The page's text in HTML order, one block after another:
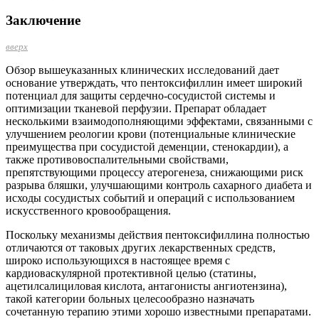
Заключение
вверх
Обзор вышеуказанных клинических исследований дает
основание утверждать, что пентоксифиллин имеет широкий
потенциал для защиты сердечно-сосудистой системы и
оптимизации тканевой перфузии. Препарат обладает
несколькими взаимодополняющими эффектами, связанными с
улучшением реологии крови (потенциальные клинические
преимущества при сосудистой деменции, стенокардии), а
также противовоспалительными свойствами,
препятствующими процессу атерогенеза, снижающими риск
разрыва бляшки, улучшающими контроль сахарного диабета и
исходы сосудистых событий и операций с использованием
искусственного кровообращения.
Поскольку механизмы действия пентоксифиллина полностью
отличаются от таковых других лекарственных средств,
широко использующихся в настоящее время с
кардиоваскулярной протективной целью (статины,
ацетилсалициловая кислота, антагонисты ангиотензина),
такой категории больных целесообразно назначать
сочетанную терапию этими хорошо известными препаратами.